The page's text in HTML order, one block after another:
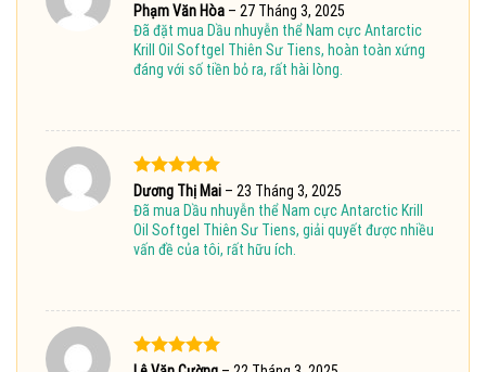
Được
xếp hạng
45 sao
Phạm Văn Hòa – 27 Tháng 3, 2025
Đã đặt mua Dầu nhuyễn thể Nam cực Antarctic
Krill Oil Softgel Thiên Sư Tiens, hoàn toàn xứng
đáng với số tiền bỏ ra, rất hài lòng.
Được xếp
hạng55
sao
Dương Thị Mai – 23 Tháng 3, 2025
Đã mua Dầu nhuyễn thể Nam cực Antarctic Krill
Oil Softgel Thiên Sư Tiens, giải quyết được nhiều
vấn đề của tôi, rất hữu ích.